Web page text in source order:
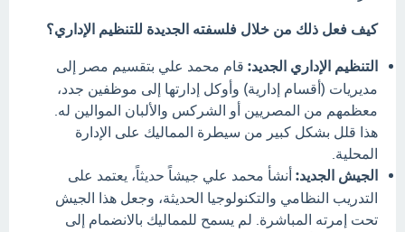
كيف فعل ذلك من خلال فلسفته الجديدة للتنظيم الإداري؟
التنظيم الإداري الجديد: قام محمد علي بتقسيم مصر إلى
مديريات (أقسام إدارية) وأوكل إدارتها إلى موظفين جدد،
معظمهم من المصريين أو الشركس والألبان الموالين له.
هذا قلل بشكل كبير من سيطرة المماليك على الإدارة
المحلية.
الجيش الجديد: أنشأ محمد علي جيشاً حديثاً، يعتمد على
التدريب النظامي والتكنولوجيا الحديثة، وجعل هذا الجيش
تحت إمرته المباشرة. لم يسمح للمماليك بالانضمام إلى